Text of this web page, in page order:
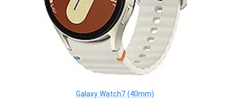
Galaxy Watch7 (40mm)